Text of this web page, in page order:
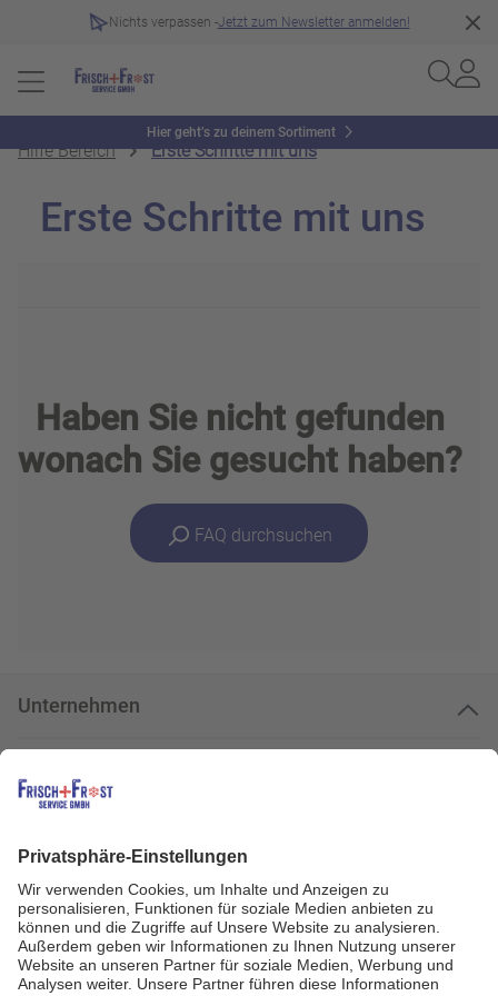
Nichts verpassen -Jetzt zum Newsletter anmelden!
Hier geht’s zu deinem Sortiment
Hilfe Bereich Erste Schritte mit uns
Erste Schritte mit uns
Haben Sie nicht gefunden
wonach Sie gesucht haben?
FAQ durchsuchen
Unternehmen
Zahlungsarten